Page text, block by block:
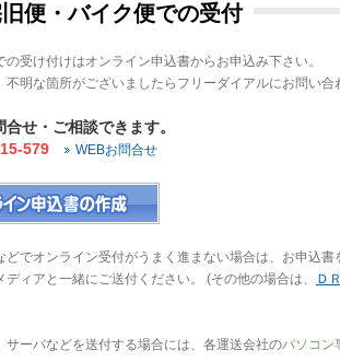
便・バイク便での受付
の受け付けはオンライン申込書からお申込み下さい。
不明な箇所がございましたらフリーダイアルにお問い合
合せ・ご相談できます。
579
WEBお問合せ
どでオンライン受付がうまく進まない場合は、お申込
ディアと一緒にご送付ください。 (その他の場合は、
Ｄ
サーバなどを送付する場合には、各運送会社のパソコン